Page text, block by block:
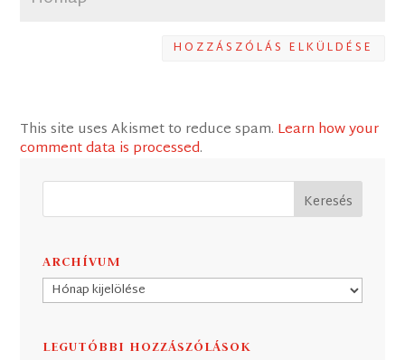
HOZZÁSZÓLÁS ELKÜLDÉSE
This site uses Akismet to reduce spam. Learn how your
comment data is processed.
ARCHÍVUM
Archívum
LEGUTÓBBI HOZZÁSZÓLÁSOK